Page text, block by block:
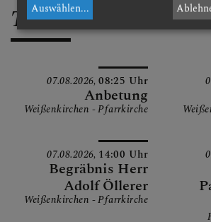
Termine
07.08.2026,08:25 Uhr
Anbetung
Weißenkirchen - Pfarrkirche
07.08.2026, 14:00 Uhr
Begräbnis Herr
Adolf Öllerer
Weißenkirchen - Pfarrkirche
Auswählen...